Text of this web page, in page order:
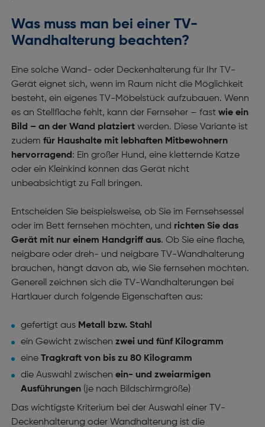
Was muss man bei einer TV-
Wandhalterung beachten?
Eine solche Wand- oder Deckenhalterung für Ihr TV-
Gerät eignet sich, wenn im Raum nicht die Möglichkeit
besteht, ein eigenes TV-Möbelstück aufzubauen. Wenn
es an Stellfläche fehlt, kann der Fernseher – fast wie ein
Bild – an der Wand platziert werden. Diese Variante ist
zudem für Haushalte mit lebhaften Mitbewohnern
hervorragend : Ein großer Hund, eine kletternde Katze
oder ein Kleinkind können das Gerät nicht
unbeabsichtigt zu Fall bringen.
Entscheiden Sie beispielsweise, ob Sie im Fernsehsessel
oder im Bett fernsehen möchten, und richten Sie das
Gerät mit nur einem Handgriff aus. Ob Sie eine flache,
neigbare oder dreh- und neigbare TV-Wandhalterung
brauchen, hängt davon ab, wie Sie fernsehen möchten.
Generell zeichnen sich die TV-Wandhalterungen bei
Hartlauer durch folgende Eigenschaften aus:
gefertigt aus Metall bzw. Stahl
ein Gewicht zwischen zwei und fünf Kilogramm
eine Tragkraft von bis zu 80 Kilogramm
die Auswahl zwischen ein- und zweiarmigen
Ausführungen(je nach Bildschirmgröße)
Das wichtigste Kriterium bei der Auswahl einer TV-
Deckenhalterung oder Wandhalterung ist die